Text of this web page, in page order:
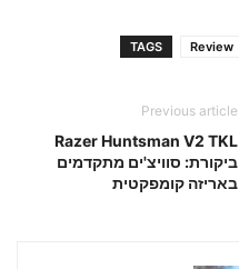
TAGS Review
Previous article
Razer Huntsman V2 TKL
ביקורת: סוויצ'ים מתקדמים
באריזה קומפקטית